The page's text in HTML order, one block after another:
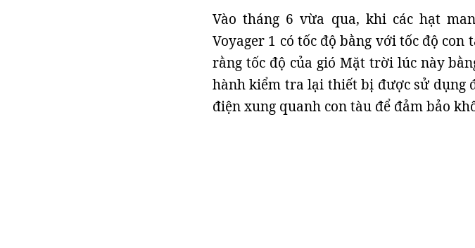
Vào tháng 6 vừa qua, khi các hạt
Voyager 1 có tốc độ bằng với tốc độ con
rằng tốc độ của gió Mặt trời lúc này
hành kiểm tra lại thiết bị được sử dụng
điện xung quanh con tàu để đảm bảo